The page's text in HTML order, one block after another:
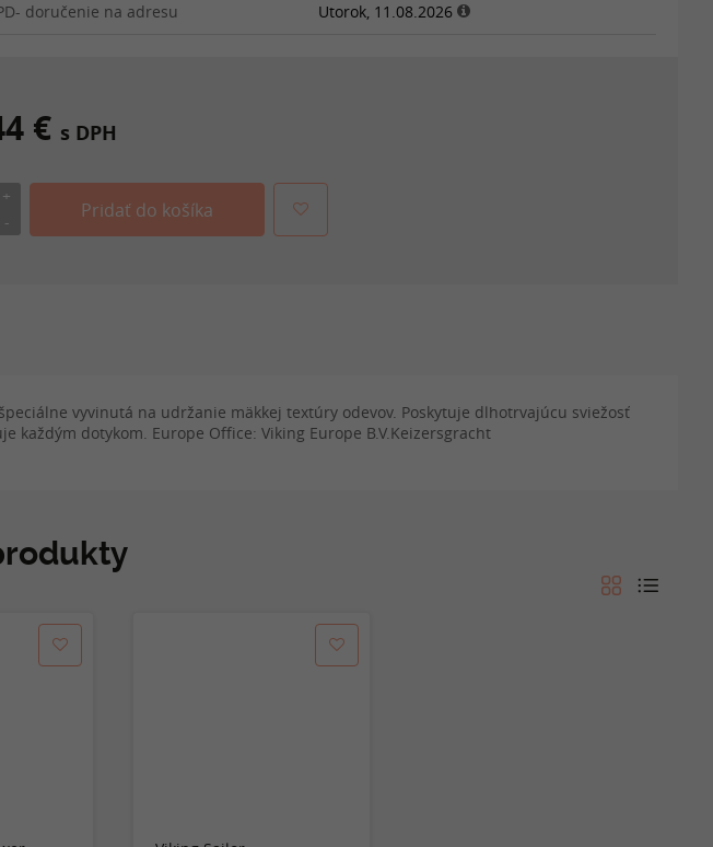
doručenie na adresu Utorok, 11.08.2026
€ s DPH
vyvinutá na udržanie mäkkej textúry odevov. Poskytuje dlhotrvajúcu sviežosť
dotykom. Europe Office: Viking Europe B.V.Keizersgracht